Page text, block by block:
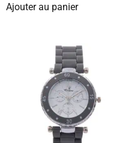
Ajouter au panier